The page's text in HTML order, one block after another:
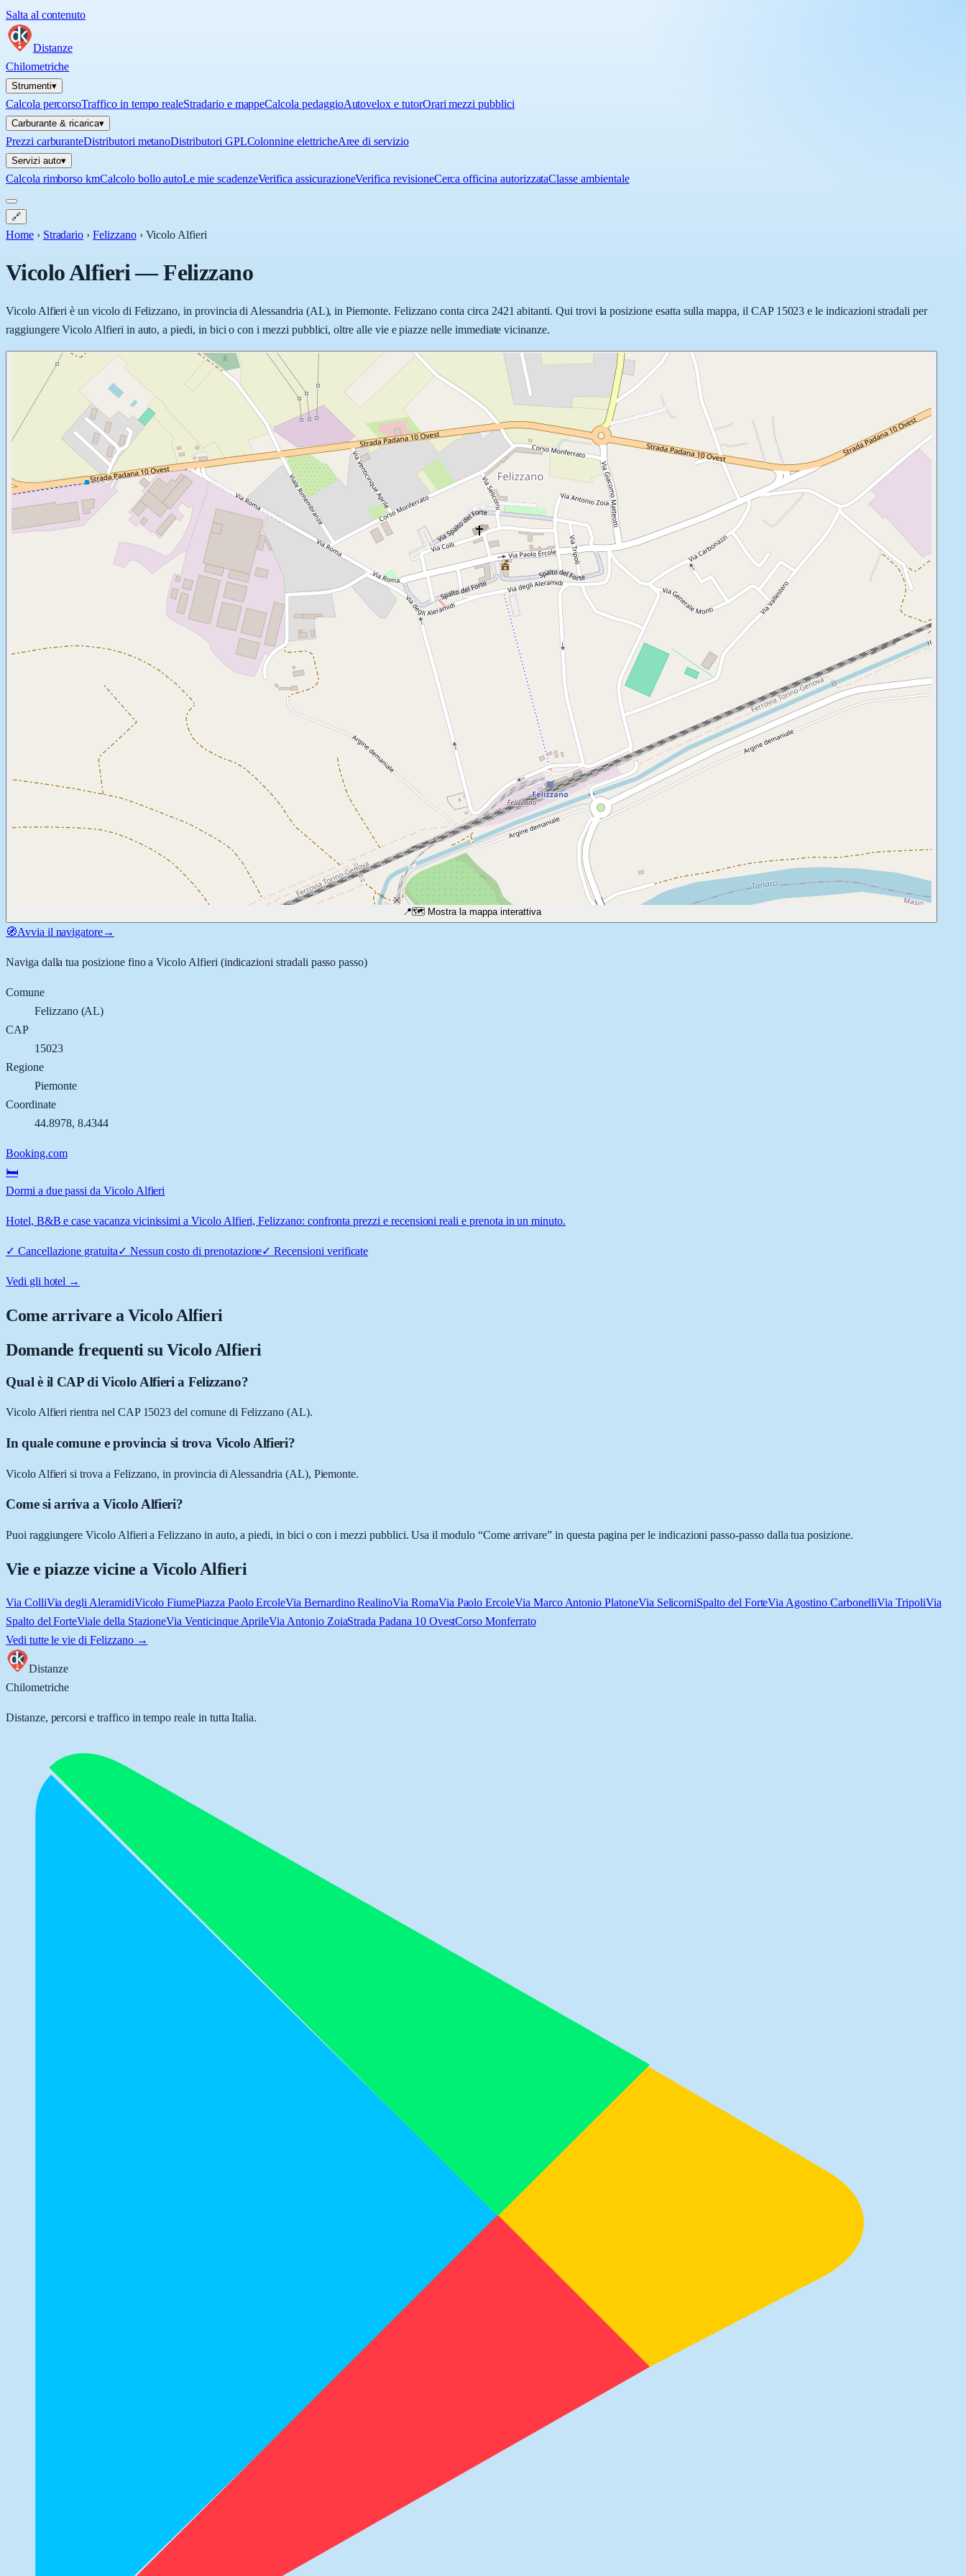
Salta al contenuto
Distanze
Chilometriche
Strumenti▾
Calcola percorsoTraffico in tempo realeStradario e mappeCalcola pedaggioAutovelox e tutorOrari mezzi pubblici
Carburante & ricarica▾
Prezzi carburanteDistributori metanoDistributori GPLColonnine elettricheAree di servizio
Servizi auto▾
Calcola rimborso kmCalcolo bollo autoLe mie scadenzeVerifica assicurazioneVerifica revisioneCerca officina autorizzataClasse ambientale
🔗
Home › Stradario › Felizzano › Vicolo Alfieri
Vicolo Alfieri—Felizzano
Vicolo Alfieri è un vicolo di Felizzano, in provincia di Alessandria (AL), in Piemonte. Felizzano conta circa 2421 abitanti. Qui trovi la posizione esatta sulla mappa, il CAP 15023 e le indicazioni stradali per
raggiungere Vicolo Alfieri in auto, a piedi, in bici o con i mezzi pubblici, oltre alle vie e piazze nelle immediate vicinanze.
📍🗺️ Mostra la mappa interattiva
🧭Avvia il navigatore→
Naviga dalla tua posizione fino aVicolo Alfieri (indicazioni stradali passo passo)
Comune
Felizzano(AL)
CAP
15023
Regione
Piemonte
Coordinate
44.8978, 8.4344
Booking.com
🛏️
Dormi a due passi da Vicolo Alfieri
Hotel, B&B e case vacanza vicinissimi a Vicolo Alfieri, Felizzano: confronta prezzi e recensioni reali e prenota in un minuto.
✓ Cancellazione gratuita✓ Nessun costo di prenotazione✓Recensioni verificate
Vedi gli hotel →
Come arrivare aVicolo Alfieri
Domande frequenti su Vicolo Alfieri
Qual è il CAP di Vicolo Alfieri a Felizzano?
Vicolo Alfieri rientra nel CAP 15023 del comune di Felizzano (AL).
In quale comune e provincia si trova Vicolo Alfieri?
Vicolo Alfieri si trova a Felizzano, in provincia di Alessandria (AL), Piemonte.
Come si arriva a Vicolo Alfieri?
Puoi raggiungere Vicolo Alfieri a Felizzano in auto, a piedi, in bici o con i mezzi pubblici. Usa il modulo “Come arrivare” in questa pagina per le indicazioni passo-passo dalla tua posizione.
Vie e piazze vicine a Vicolo Alfieri
Via ColliVia degli AleramidiVicolo FiumePiazza Paolo ErcoleVia Bernardino RealinoVia RomaVia Paolo ErcoleVia Marco Antonio PlatoneVia SelicorniSpalto del ForteVia Agostino CarbonelliVia TripoliVia
Spalto del ForteViale della StazioneVia Venticinque AprileVia Antonio ZoiaStrada Padana 10 OvestCorso Monferrato
Vedi tutte le vie di Felizzano→
Distanze
Chilometriche
Distanze, percorsi e traffico in tempo reale in tutta Italia.